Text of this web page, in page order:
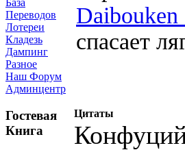
База
Переводов
Лотереи
Кладезь
Дампинг
Разное
Наш Форум
Админцентр
Гостевая
Книга
спасает
Цитаты